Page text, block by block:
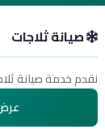
صيانة ثلاجات
نقدم خدمة صيانة